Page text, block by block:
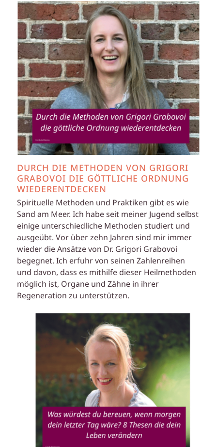
DURCH DIE METHODEN VON GRIGORI
GRABOVOI DIE GÖTTLICHE ORDNUNG
WIEDERENTDECKEN
Spirituelle Methoden und Praktiken gibt es wie
Sand am Meer. Ich habe seit meiner Jugend selbst
einige unterschiedliche Methoden studiert und
ausgeübt. Vor über zehn Jahren sind mir immer
wieder die Ansätze von Dr. Grigori Grabovoi
begegnet. Ich erfuhr von seinen Zahlenreihen
und davon, dass es mithilfe dieser Heilmethoden
möglich ist, Organe und Zähne in ihrer
Regeneration zu unterstützen.